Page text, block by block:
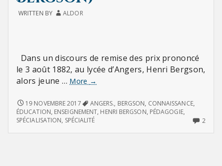
WRITTEN BY ALDOR
Dans un discours de remise des prix prononcé
le 3 août 1882, au lycée d’Angers, Henri Bergson,
alors jeune … More Contre
spécialité
(un
discours
de
→
CONTRE
LA
SPÉCIALITÉ
19 NOVEMBRE 2017 ANGERS., BERGSON, CONNAISSANCE,
ÉDUCATION, ENSEIGNEMENT, HENRI BERGSON, PÉDAGOGIE,
SPÉCIALISATION, SPÉCIALITÉ 2